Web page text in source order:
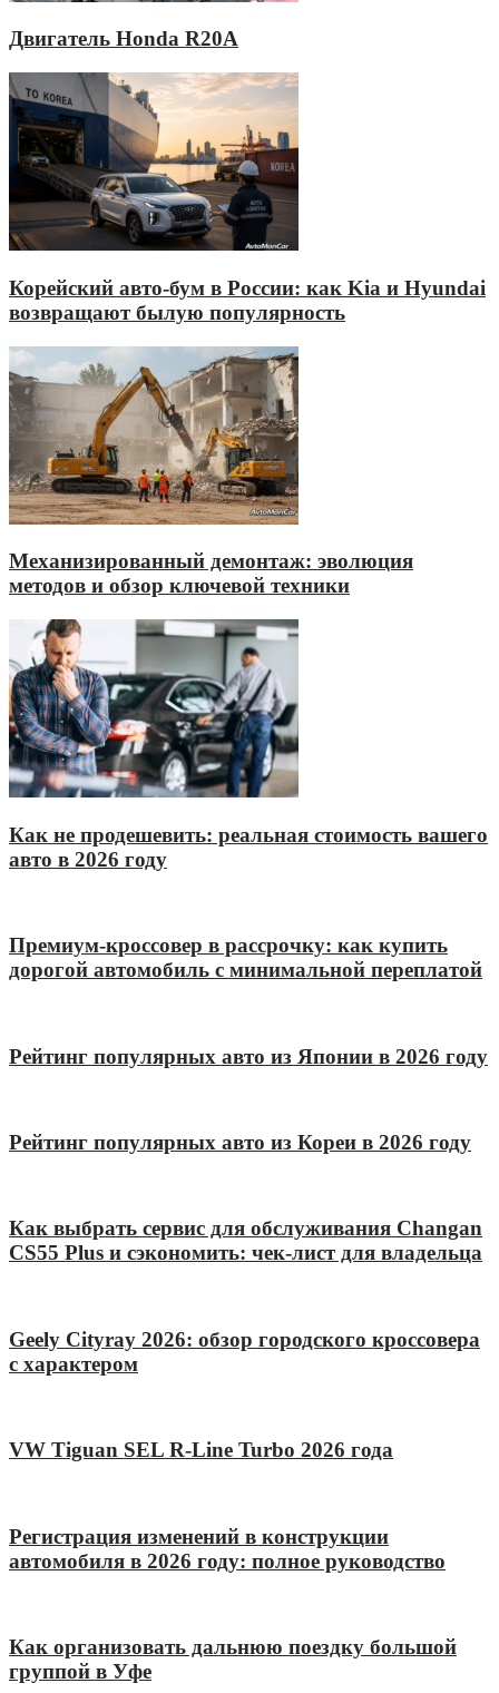
Двигатель Honda R20A
Корейский авто-бум в России: как Kia и Hyundai
возвращают былую популярность
Механизированный демонтаж: эволюция
методов и обзор ключевой техники
Как не продешевить: реальная стоимость вашего
авто в 2026 году
Премиум-кроссовер в рассрочку: как купить
дорогой автомобиль с минимальной переплатой
Рейтинг популярных авто из Японии в 2026 году
Рейтинг популярных авто из Кореи в 2026 году
Как выбрать сервис для обслуживания Changan
CS55 Plus и сэкономить: чек-лист для владельца
Geely Cityray 2026: обзор городского кроссовера
с характером
VW Tiguan SEL R-Line Turbo 2026 года
Регистрация изменений в конструкции
автомобиля в 2026 году: полное руководство
Как организовать дальнюю поездку большой
группой в Уфе